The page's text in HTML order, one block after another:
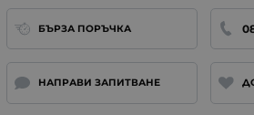
БЪРЗА ПОРЪЧКА
НАПРАВИ ЗАПИТВАНЕ